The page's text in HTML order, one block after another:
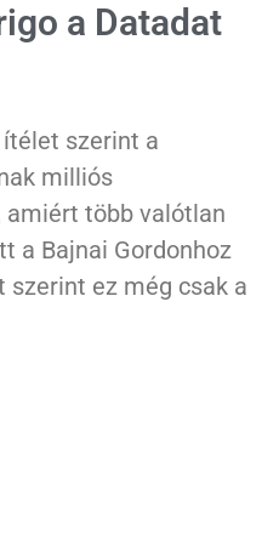
a Datadat
szerint a
milliós
több valótlan
a Bajnai Gordonhoz
szerint ez még csak a